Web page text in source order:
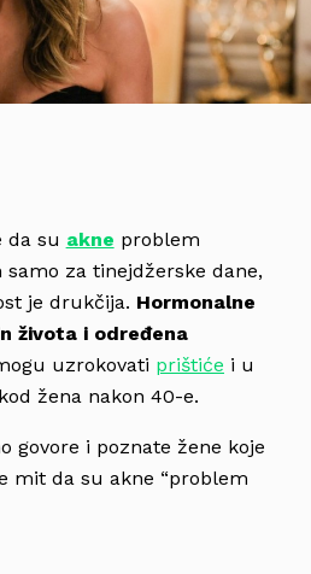
da su akne problem
samo za tinejdžerske dane,
je drukčija. Hormonalne
života i određena
uzrokovati prištiće i u
žena nakon 40-e.
govore i poznate žene koje
mit da su akne “problem